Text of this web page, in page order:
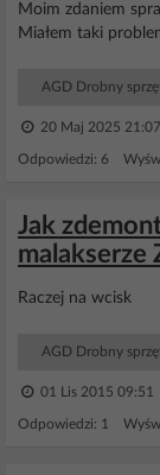
Moim zdaniem
Miałem taki
AGD Drobny
20 Maj 2025 21:07
Odpowiedzi: 6
Jak
malakserze
Raczej na wcisk
AGD Drobny
01 Lis 2015 09:51
Odpowiedzi: 1